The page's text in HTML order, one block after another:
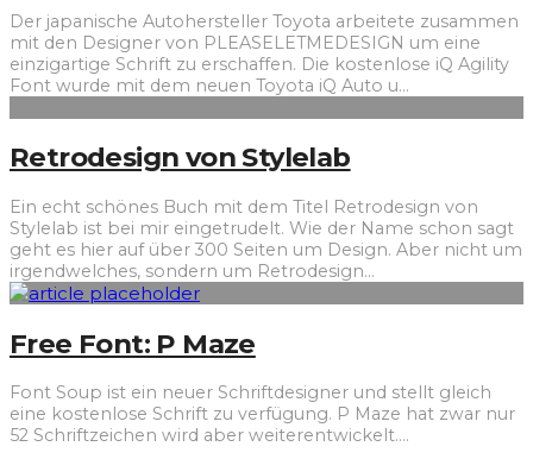
Der japanische Autohersteller Toyota arbeitete zusammen
mit den Designer von PLEASELETMEDESIGN um eine
einzigartige Schrift zu erschaffen. Die kostenlose iQ Agility
Font wurde mit dem neuen Toyota iQ Auto u...
Retrodesign von Stylelab
Ein echt schönes Buch mit dem Titel Retrodesign von
Stylelab ist bei mir eingetrudelt. Wie der Name schon sagt
geht es hier auf über 300 Seiten um Design. Aber nicht um
irgendwelches, sondern um Retrodesign...
Free Font: P Maze
Font Soup ist ein neuer Schriftdesigner und stellt gleich
eine kostenlose Schrift zu verfügung. P Maze hat zwar nur
52 Schriftzeichen wird aber weiterentwickelt....